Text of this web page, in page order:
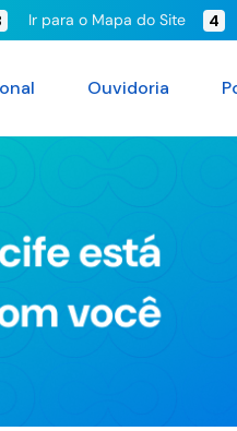
Ir para o Mapa do Site 4
Ouvidoria